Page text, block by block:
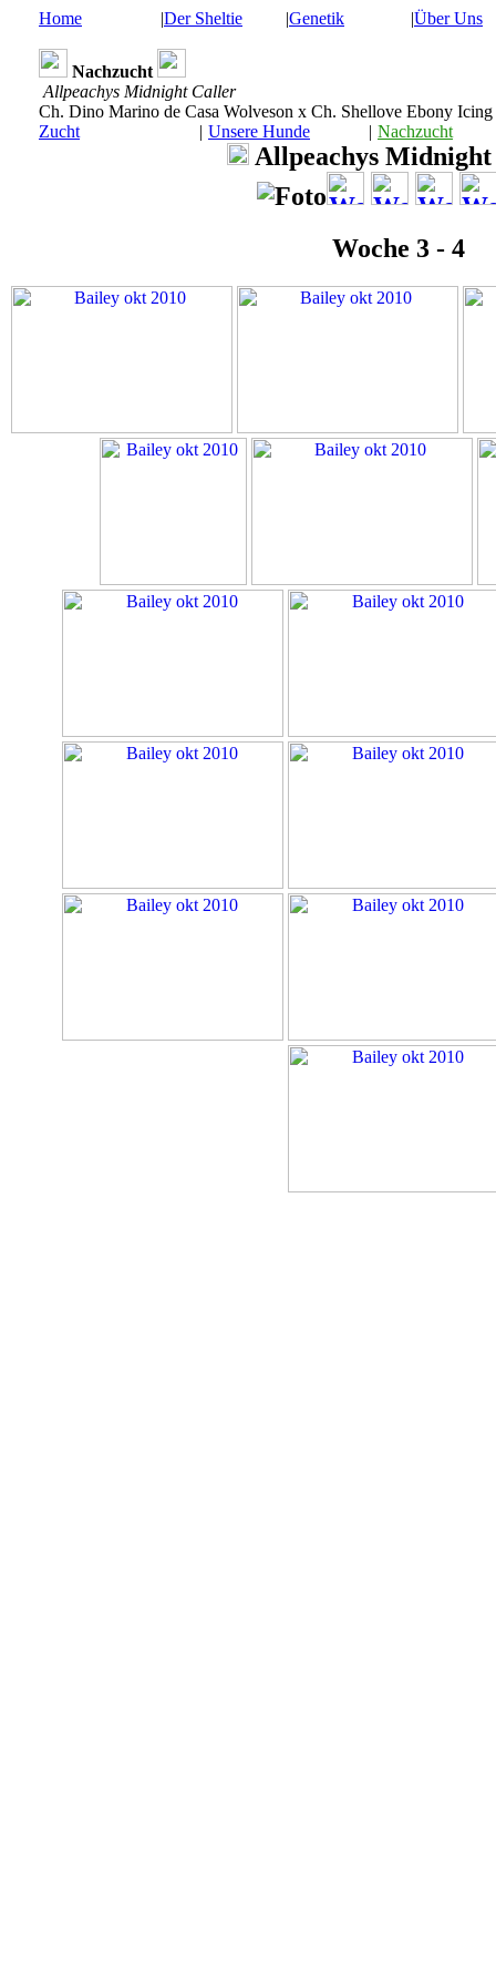
Home |Der Sheltie |Genetik |Über Uns
Nachzucht
Allpeachys Midnight Caller
Ch. Dino Marino de Casa Wolveson x Ch. Shellove Ebony Icing
Zucht
| Unsere Hunde | Nachzucht
Allpeachys
Woche 3 - 4